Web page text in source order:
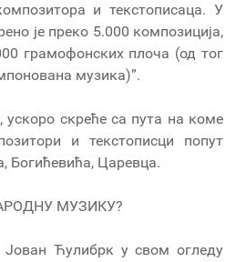
и текстописаца. У
је преко 5.000 композиција,
грамофонских плоча (од тог
музика)”.
скреће са пута на коме
и текстописци попут
Богићевића, Царевца.
МУЗИКУ?
Јован Ћулибрк у свом огледу